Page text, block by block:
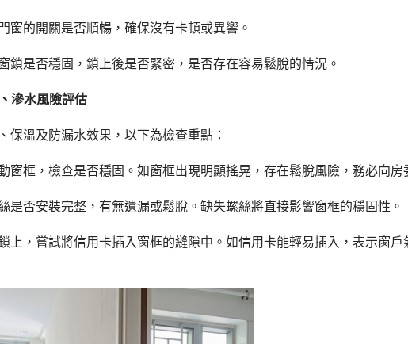
窗的開關是否順暢，確保沒有卡頓或異響。
鎖是否穩固，鎖上後是否緊密，是否存在容易鬆脫的情況。
滲水風險評估
保溫及防漏水效果，以下為檢查重點：
窗框，檢查是否穩固。如窗框出現明顯搖晃，存在鬆脫風險，務必向房
是否安裝完整，有無遺漏或鬆脫。缺失螺絲將直接影響窗框的穩固性。
上，嘗試將信用卡插入窗框的縫隙中。如信用卡能輕易插入，表示窗